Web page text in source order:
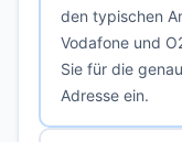
den typischen
Vodafone und
Sie für die
Adresse ein.